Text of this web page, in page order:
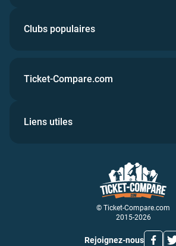
Clubs populaires
© Ticket-Compare.com
2015-2026
Rejoignez-nous
Ticket-Compare.com
Liens utiles